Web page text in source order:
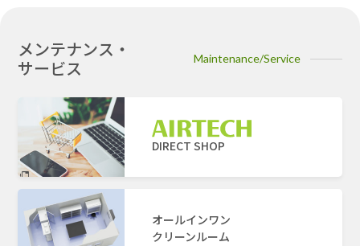
メンテナンス・
サービス
Maintenance/Service
DIRECT SHOP
オールインワン
クリーンルーム